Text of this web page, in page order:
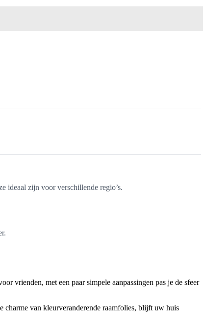
ideaal zijn voor verschillende regio’s.
vrienden, met een paar simpele aanpassingen pas je de sfeer
charme van kleurveranderende raamfolies, blijft uw huis